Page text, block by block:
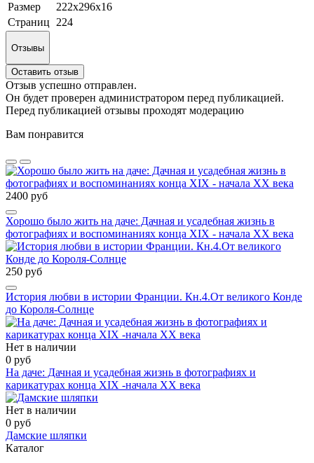
Размер
222х296х16
Страниц
224
Отзывы
Оставить отзыв
Отзыв успешно отправлен.
Он будет проверен администратором перед публикацией.
Перед публикацией отзывы проходят модерацию
Вам понравится
2400 руб
Хорошо было жить на даче: Дачная и усадебная жизнь в
фотографиях и воспоминаниях конца ХIХ - начала ХХ века
250 руб
История любви в истории Франции. Кн.4.От великого Конде
до Короля-Солнце
Нет в наличии
0 руб
На даче: Дачная и усадебная жизнь в фотографиях и
карикатурах конца XIX -начала ХХ века
Нет в наличии
0 руб
Дамские шляпки
Каталог